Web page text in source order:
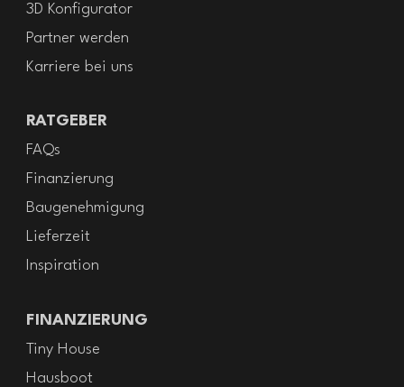
3D Konfigurator
Partner werden
Karriere bei uns
RATGEBER
FAQs
Finanzierung
Baugenehmigung
Lieferzeit
Inspiration
FINANZIERUNG
Tiny House
Hausboot